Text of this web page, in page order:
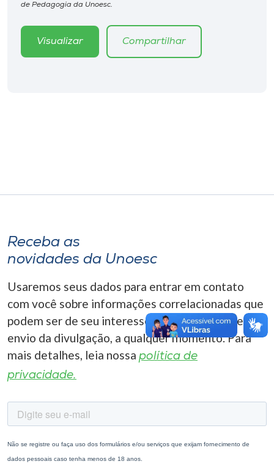
Rádio
A+
de Pedagogia da Unoesc.
Visualizar Compartilhar
Receba as
novidades da Unoesc
Usaremos seus dados para entrar em contato
com você sobre informações correlacionadas que
podem ser de seu interesse. Você pode cancelar o
envio da divulgação, a qualquer momento. Para
mais detalhes, leia nossa política de
privacidade.